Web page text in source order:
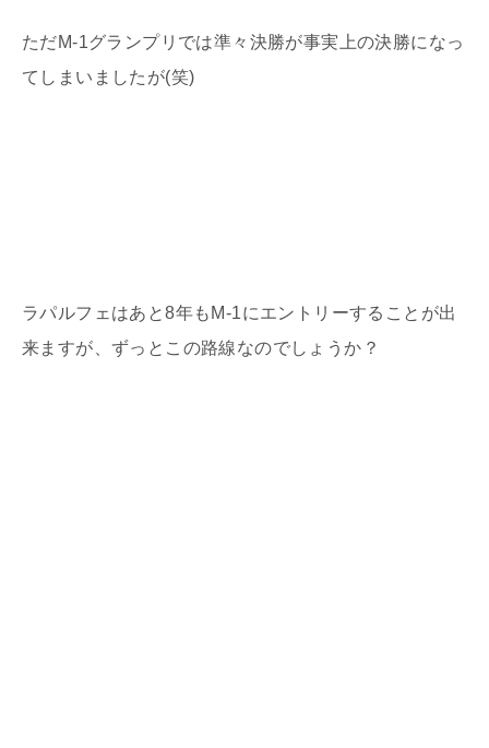
ただM-1グランプリでは準々決勝が事実上の決勝になっ
てしまいましたが(笑)
ラパルフェはあと8年も M-1にエントリーすることが出
来ますが、ずっとこの路線なのでしょうか？